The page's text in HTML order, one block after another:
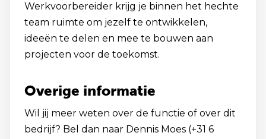
Werkvoorbereider krijg je binnen het hechte
team ruimte om jezelf te ontwikkelen,
ideeën te delen en mee te bouwen aan
projecten voor de toekomst.
Overige informatie
Wil jij meer weten over de functie of over dit
bedrijf? Bel dan naar Dennis Moes (+31 6